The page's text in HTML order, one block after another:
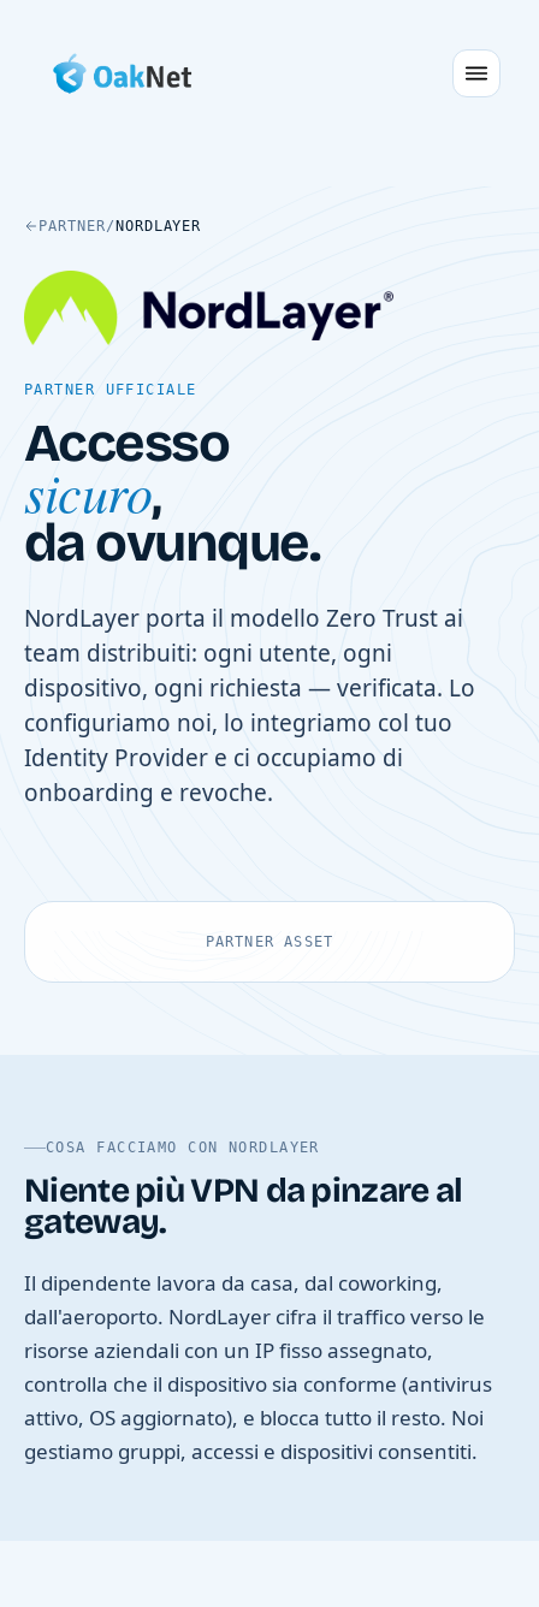
PARTNER/ NORDLAYER
PARTNER UFFICIALE
Accesso
sicuro,
da ovunque.
NordLayer porta il modello Zero Trust ai
team distribuiti: ogni utente, ogni
dispositivo, ogni richiesta — verificata. Lo
configuriamo noi, lo integriamo col tuo
Identity Provider e ci occupiamo di
onboarding e revoche.
PARTNER ASSET
COSA FACCIAMO CON NORDLAYER
Niente più VPN da pinzare al
gateway.
Il dipendente lavora da casa, dal coworking,
dall'aeroporto. NordLayer cifra il traffico verso le
risorse aziendali con un IP fisso assegnato,
controlla che il dispositivo sia conforme (antivirus
attivo, OS aggiornato), e blocca tutto il resto. Noi
gestiamo gruppi, accessi e dispositivi consentiti.